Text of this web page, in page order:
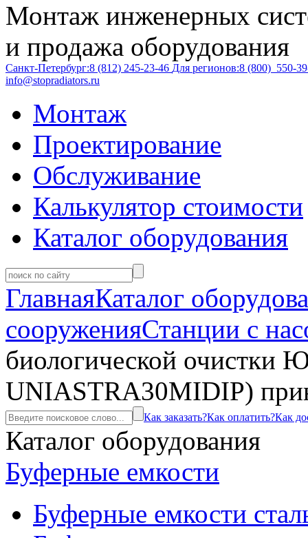
Монтаж инженерных
и продажа оборудования
Санкт-Петербург:8 (812) 245-23-46 Для регионов:8 (800) 550-
info@stopradiators.ru
Монтаж
Проектирование
Обслуживание
Калькулятор стоимости
Каталог оборудования
ГлавнаяКаталог
сооруженияСтанции с
биологической
UNIASTRA30MIDIP)
Как заказать?Как оплатить?Как
Каталог оборудования
Буферные емкости
Буферные емкости